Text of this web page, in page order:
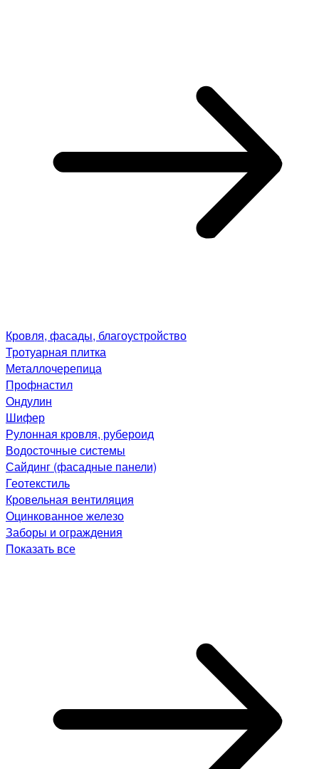
Кровля, фасады, благоустройство
Тротуарная плитка
Металлочерепица
Профнастил
Ондулин
Шифер
Рулонная кровля, рубероид
Водосточные системы
Сайдинг (фасадные панели)
Геотекстиль
Кровельная вентиляция
Оцинкованное железо
Заборы и ограждения
Показать все